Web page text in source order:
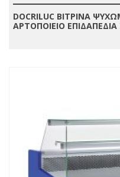
DOCRILUC ΒΙΤΡΙΝΑ
ΑΡΤΟΠΟΙΕΙΟ ΕΠΙΔΑΠΕΔΙΑ